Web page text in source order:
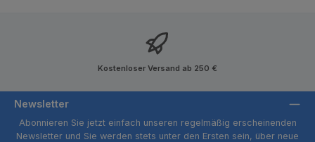
Kostenloser Versand ab 250 €
Newsletter
Abonnieren Sie jetzt einfach unseren regelmäßig erscheinenden
Newsletter und Sie werden stets unter den Ersten sein, über neue